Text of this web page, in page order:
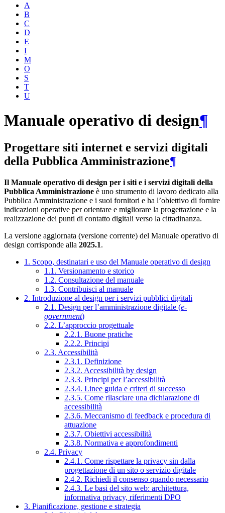
A
B
C
D
E
I
M
O
S
T
U
Manuale operativo di design¶
Progettare siti internet e servizi digitali
della Pubblica Amministrazione¶
Il Manuale operativo di design per i siti e i servizi digitali della
Pubblica Amministrazione è uno strumento di lavoro dedicato alla
Pubblica Amministrazione e i suoi fornitori e ha l’obiettivo di fornire
indicazioni operative per orientare e migliorare la progettazione e la
realizzazione dei punti di contatto digitali verso la cittadinanza.
La versione aggiornata (versione corrente) del Manuale operativo di
design corrisponde alla 2025.1.
1. Scopo, destinatari e uso del Manuale operativo di design
1.1. Versionamento e storico
1.2. Consultazione del manuale
1.3. Contribuisci al manuale
2. Introduzione al design per i servizi pubblici digitali
2.1. Design per l’amministrazione digitale (e-
government)
2.2. L’approccio progettuale
2.2.1. Buone pratiche
2.2.2. Principi
2.3. Accessibilità
2.3.1. Definizione
2.3.2. Accessibilità by design
2.3.3. Principi per l’accessibilità
2.3.4. Linee guida e criteri di successo
2.3.5. Come rilasciare una dichiarazione di
accessibilità
2.3.6. Meccanismo di feedback e procedura di
attuazione
2.3.7. Obiettivi accessibilità
2.3.8. Normativa e approfondimenti
2.4. Privacy
2.4.1. Come rispettare la privacy sin dalla
progettazione di un sito o servizio digitale
2.4.2. Richiedi il consenso quando necessario
2.4.3. Le basi del sito web: architettura,
informativa privacy, riferimenti DPO
3. Pianificazione, gestione e strategia